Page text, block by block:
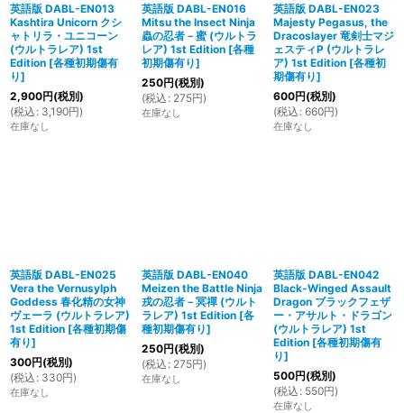
英語版 DABL-EN013
Kashtira Unicorn クシ
ャトリラ・ユニコーン
(ウルトラレア) 1st
Edition [各種初期傷有
り]
2,900円(税別)
(税込 : 3,190円)
在庫なし
英語版 DABL-EN016
Mitsu the Insect Ninja
蟲の忍者－蜜 (ウルトラ
レア) 1st Edition [各種
初期傷有り]
250円(税別)
(税込 : 275円)
在庫なし
英語版 DABL-EN023
Majesty Pegasus, the
Dracoslayer 竜剣士マジ
ェスティP (ウルトラレ
ア) 1st Edition [各種初
期傷有り]
600円(税別)
(税込 : 660円)
在庫なし
英語版 DABL-EN025
Vera the Vernusylph
Goddess 春化精の女神
ヴェーラ (ウルトラレア)
1st Edition [各種初期傷
有り]
300円(税別)
(税込 : 330円)
在庫なし
英語版 DABL-EN040
Meizen the Battle Ninja
戎の忍者－冥禪 (ウルト
ラレア) 1st Edition [各
種初期傷有り]
250円(税別)
(税込 : 275円)
在庫なし
英語版 DABL-EN042
Black-Winged Assault
Dragon ブラックフェザ
ー・アサルト・ドラゴン
(ウルトラレア) 1st
Edition [各種初期傷有
り]
500円(税別)
(税込 : 550円)
在庫なし